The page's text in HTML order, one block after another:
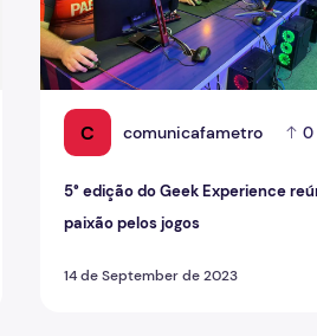
C comunicafametro 0
5° edição do Geek Experience
paixão pelos jogos
14 de September de 2023